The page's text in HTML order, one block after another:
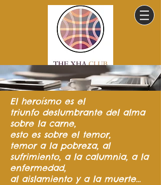
El heroísmo es el
triunfo deslumbrante del alma
sobre la carne,
esto es sobre el temor,
temor a la pobreza, al
sufrimiento, a la calumnia, a la
enfermedad,
al aislamiento y a la muerte…